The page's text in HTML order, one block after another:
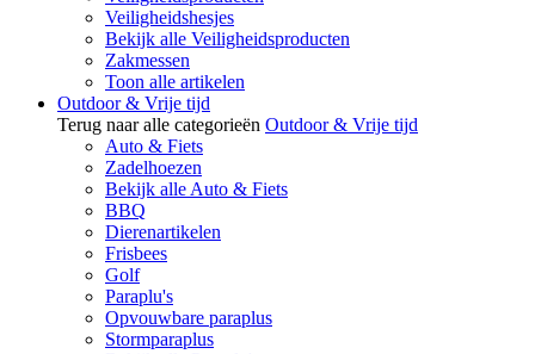
Veiligheidshesjes
Bekijk alle Veiligheidsproducten
Zakmessen
Toon alle artikelen
Outdoor & Vrije tijd
Terug naar alle categorieën Outdoor & Vrije tijd
Auto & Fiets
Zadelhoezen
Bekijk alle Auto & Fiets
BBQ
Dierenartikelen
Frisbees
Golf
Paraplu's
Opvouwbare paraplus
Stormparaplus